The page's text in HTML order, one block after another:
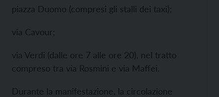
piazza Duomo (compresi gli stalli dei taxi);
via Cavour;
via Verdi (dalle ore 7 alle ore 20), nel tratto
compreso tra via Rosmini e via Maffei.
Durante la manifestazione, la circolazione